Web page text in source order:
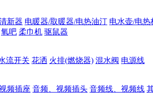
新器 电暖器/取暖器/电热油汀 电水壶/电热
氧吧 柔巾机 驱鼠器
流开关 花洒 火排(燃烧器) 混水阀 电源线
频插座 音频、视频插头 音频线、视频线